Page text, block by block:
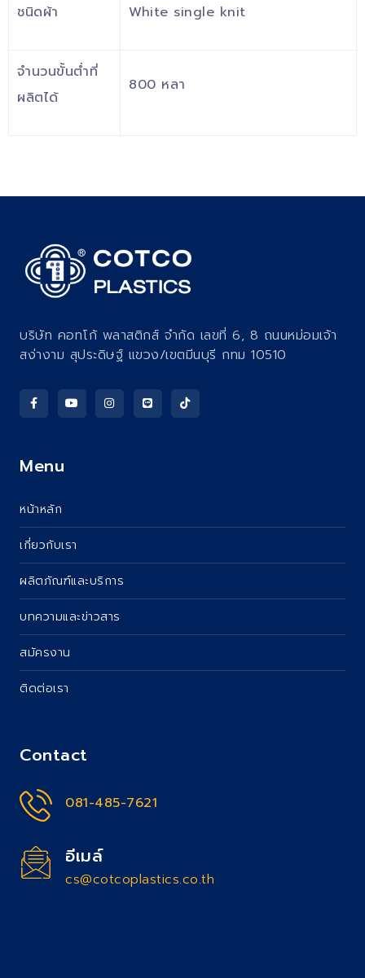
ชนิดผ้า White single knit
จำนวนขั้นต่ำที่
ผลิตได้
800 หลา
บริษัท คอทโก้ พลาสติกส์ จำกัด เลขที่ 6, 8 ถนนหม่อมเจ้า
สง่างาม สุประดิษฐ์ แขวง/เขตมีนบุรี กทม 10510
Menu
หน้าหลัก
เกี่ยวกับเรา
ผลิตภัณฑ์และบริการ
บทความและข่าวสาร
สมัครงาน
ติดต่อเรา
Contact
081-485-7621
อีเมล์
cs@cotcoplastics.co.th